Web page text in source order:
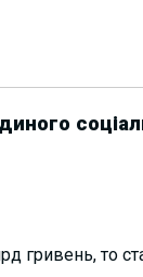
гривень, то